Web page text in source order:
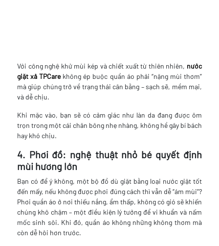
Với công nghệ khử mùi kép và chiết xuất từ thiên nhiên, nước
giặt xả TPCarekhông ép buộc quần áo phải “nặng mùi thơm”
mà giúp chúng trở về trạng thái cân bằng – sạch sẽ, mềm mại,
và dễ chịu.
Khi mặc vào, bạn sẽ có cảm giác như làn da đang được ôm
trọn trong một cái chăn bông nhẹ nhàng, không hề gây bí bách
hay khó chịu.
4. Phơi đồ: nghệ thuật nhỏ bé quyết định
mùi hương lớn
Bạn có để ý không, một bộ đồ dù giặt bằng loại nước giặt tốt
đến mấy, nếu không được phơi đúng cách thì vẫn dễ “ám mùi”?
Phơi quần áo ở nơi thiếu nắng, ẩm thấp, không có gió sẽ khiến
chúng khô chậm – một điều kiện lý tưởng để vi khuẩn và nấm
mốc sinh sôi. Khi đó, quần áo không những không thơm mà
còn dễ hôi hơn trước.